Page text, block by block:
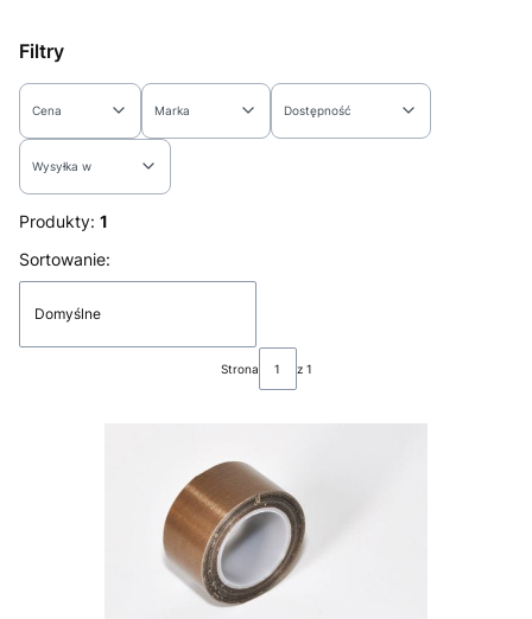
Filtry
Cena Marka Dostępność
Wysyłka w
Koniec filtrów
Produkty: 1
Lista produktów
Sortowanie:
Domyślne
Strona z 1